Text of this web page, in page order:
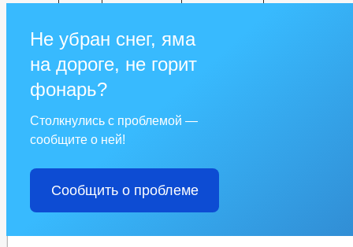
Не убран снег, яма
на дороге, не горит
фонарь?
Столкнулись с проблемой —
сообщите о ней!
Сообщить о проблеме